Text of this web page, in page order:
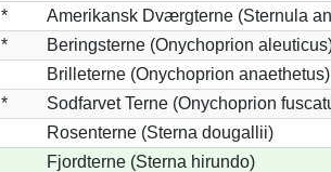
*
Amerikansk Dværgterne (Sternula
*
Beringsterne (Onychoprion
Brilleterne (Onychoprion anaethetus)
*
Sodfarvet Terne (Onychoprion
Rosenterne (Sterna dougallii)
Fjordterne (Sterna hirundo)